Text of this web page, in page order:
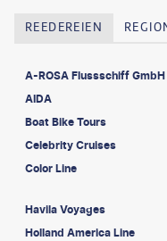
REEDEREIEN
A-ROSA Flussschiff GmbH
AIDA
Boat Bike Tours
Celebrity Cruises
Color Line
Havila Voyages
Holland America Line